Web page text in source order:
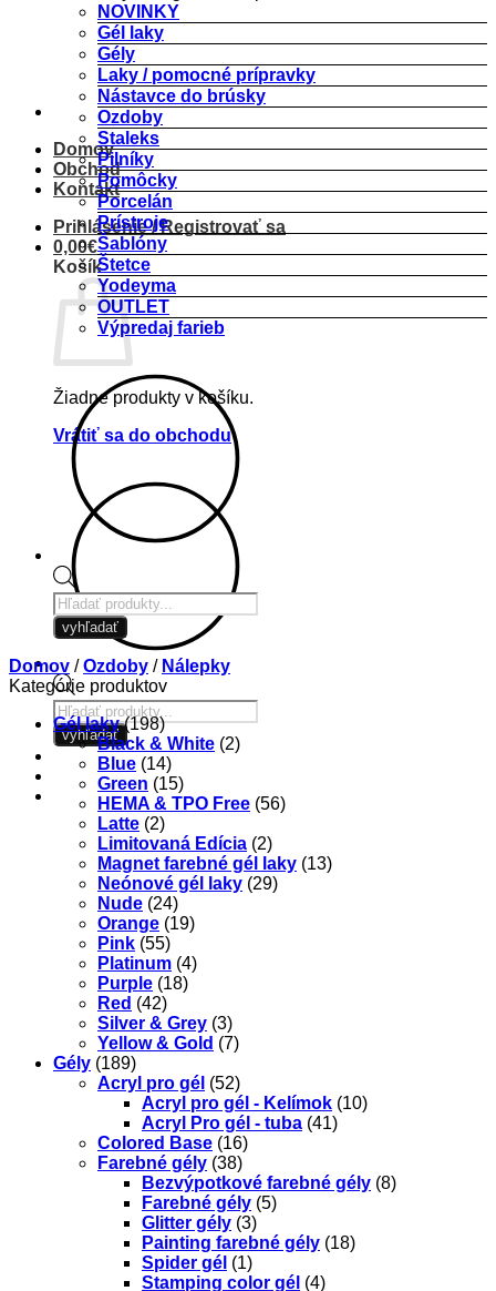
Domov
Obchod
Kontakt
Prihlásenie / Registrovať sa
0,00€
Košík
Žiadne produkty v košíku.
Vrátiť sa do obchodu
Products
search
vyhľadať
NOVINKY
Gél laky
Gély
Laky / pomocné prípravky
Nástavce do brúsky
Ozdoby
Staleks
Pilníky
Pomôcky
Porcelán
Prístroje
Šablóny
Štetce
Yodeyma
OUTLET
Výpredaj farieb
Products
search
vyhľadať
Domov / Ozdoby / Nálepky
Kategórie produktov
Gél laky (198)
Black & White (2)
Blue (14)
Green (15)
HEMA & TPO Free (56)
Latte (2)
Limitovaná Edícia (2)
Magnet farebné gél laky (13)
Neónové gél laky (29)
Nude (24)
Orange (19)
Pink (55)
Platinum (4)
Purple (18)
Red (42)
Silver & Grey (3)
Yellow & Gold (7)
Gély (189)
Acryl pro gél (52)
Acryl pro gél - Kelímok (10)
Acryl Pro gél - tuba (41)
Colored Base (16)
Farebné gély (38)
Bezvýpotkové farebné gély (8)
Farebné gély (5)
Glitter gély (3)
Painting farebné gély (18)
Spider gél (1)
Stamping color gél (4)